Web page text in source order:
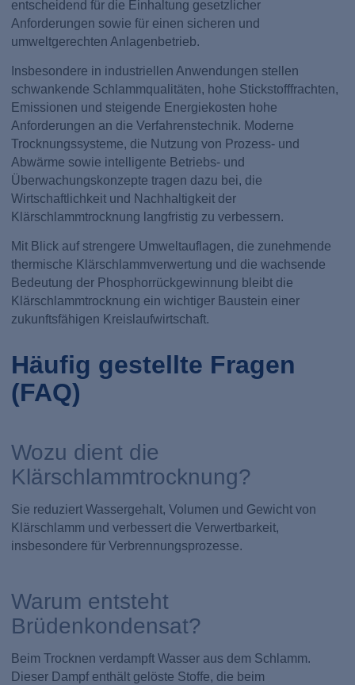
entscheidend für die Einhaltung gesetzlicher
Anforderungen sowie für einen sicheren und
umweltgerechten Anlagenbetrieb.
Insbesondere in industriellen Anwendungen stellen
schwankende Schlammqualitäten, hohe Stickstofffrachten,
Emissionen und steigende Energiekosten hohe
Anforderungen an die Verfahrenstechnik. Moderne
Trocknungssysteme, die Nutzung von Prozess- und
Abwärme sowie intelligente Betriebs- und
Überwachungskonzepte tragen dazu bei, die
Wirtschaftlichkeit und Nachhaltigkeit der
Klärschlammtrocknung langfristig zu verbessern.
Mit Blick auf strengere Umweltauflagen, die zunehmende
thermische Klärschlammverwertung und die wachsende
Bedeutung der Phosphorrückgewinnung bleibt die
Klärschlammtrocknung ein wichtiger Baustein einer
zukunftsfähigen Kreislaufwirtschaft.
Häufig gestellte Fragen
(FAQ)
Wozu dient die
Klärschlammtrocknung?
Sie reduziert Wassergehalt, Volumen und Gewicht von
Klärschlamm und verbessert die Verwertbarkeit,
insbesondere für Verbrennungsprozesse.
Warum entsteht
Brüdenkondensat?
Beim Trocknen verdampft Wasser aus dem Schlamm.
Dieser Dampf enthält gelöste Stoffe, die beim